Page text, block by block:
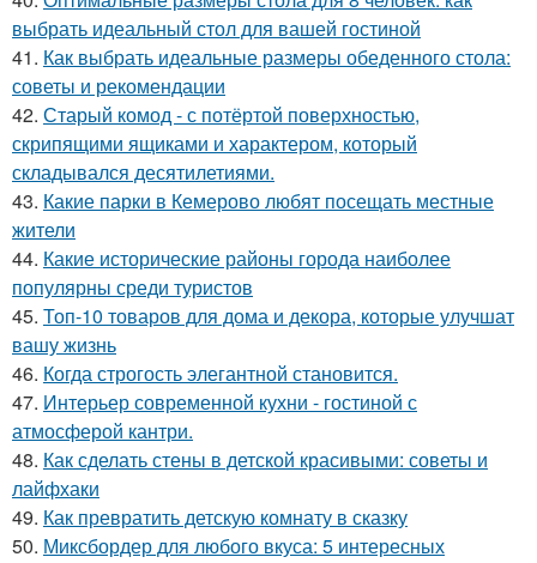
выбрать идеальный стол для вашей гостиной
41. Как выбрать идеальные размеры обеденного стола:
советы и рекомендации
42. Старый комод - с потёртой поверхностью,
скрипящими ящиками и характером, который
складывался десятилетиями.
43. Какие парки в Кемерово любят посещать местные
жители
44. Какие исторические районы города наиболее
популярны среди туристов
45. Топ-10 товаров для дома и декора, которые улучшат
вашу жизнь
46. Когда строгость элегантной становится.
47. Интерьер современной кухни - гостиной с
атмосферой кантри.
48. Как сделать стены в детской красивыми: советы и
лайфхаки
49. Как превратить детскую комнату в сказку
50. Миксбордер для любого вкуса: 5 интересных